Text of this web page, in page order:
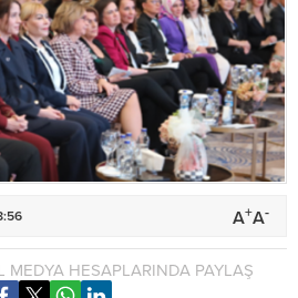
A+A-
MEDYA HESAPLARINDA PAYLAŞ